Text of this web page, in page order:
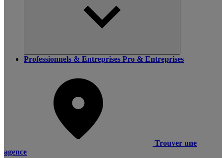
Professionnels & Entreprises Pro & Entreprises
Trouver une
agence